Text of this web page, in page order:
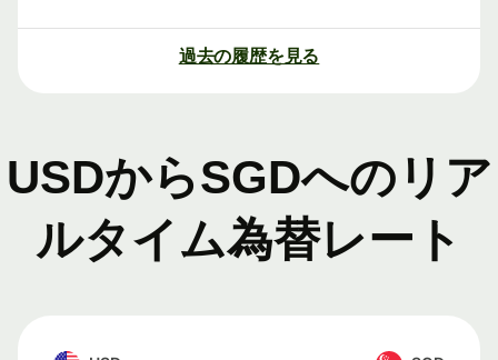
過去の履歴を見る
USDからSGDへのリア
ルタイム為替レート